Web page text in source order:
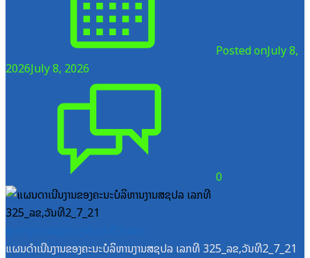
Posted onJuly 8,
2026July 8, 2026
0
ແຜນດຳເນີນງານຂອງຄະນະບໍລິຫານງານສຊປລ ເລກທີ 325_ລຂ,ວັນທີ2_7_21